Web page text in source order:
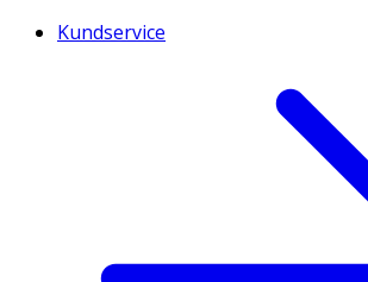
Kundservice